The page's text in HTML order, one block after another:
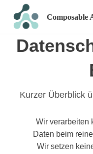
Zum
Inhalt
springen
Composable
Kurzer Überblick
Wir verarbeiten
Daten beim
Wir setzen